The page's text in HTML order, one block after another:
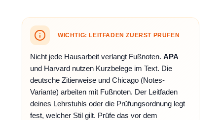
WICHTIG: LEITFADEN ZUERST PRÜFEN
Nicht jede Hausarbeit verlangt Fußnoten. APA
und Harvard nutzen Kurzbelege im Text. Die
deutsche Zitierweise und Chicago (Notes-
Variante) arbeiten mit Fußnoten. Der Leitfaden
deines Lehrstuhls oder die Prüfungsordnung legt
fest, welcher Stil gilt. Prüfe das vor dem